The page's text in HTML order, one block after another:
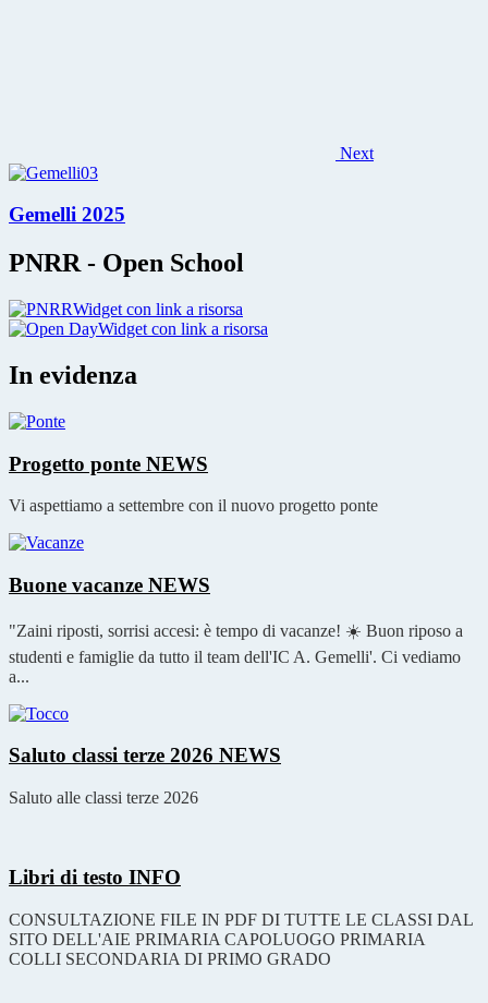
Next
Gemelli 2025
PNRR - Open School
Widget con link a risorsa
Widget con link a risorsa
In evidenza
Progetto ponte NEWS
Vi aspettiamo a settembre con il nuovo progetto ponte
Buone vacanze NEWS
"Zaini riposti, sorrisi accesi: è tempo di vacanze! ☀️ Buon riposo a
studenti e famiglie da tutto il team dell'IC A. Gemelli'. Ci vediamo
a...
Saluto classi terze 2026 NEWS
Saluto alle classi terze 2026
Libri di testo INFO
CONSULTAZIONE FILE IN PDF DI TUTTE LE CLASSI DAL
SITO DELL'AIE PRIMARIA CAPOLUOGO PRIMARIA
COLLI SECONDARIA DI PRIMO GRADO